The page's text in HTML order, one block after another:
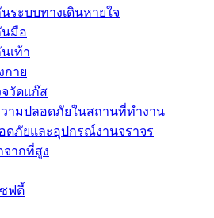
ระบบทางเดินหายใจ
มือ
เท้า
กาย
จวัดแก๊ส
ามปลอดภัยในสถานที่ทำงาน
ดภัยและอุปกรณ์งานจราจร
ากที่สูง
ฟตี้